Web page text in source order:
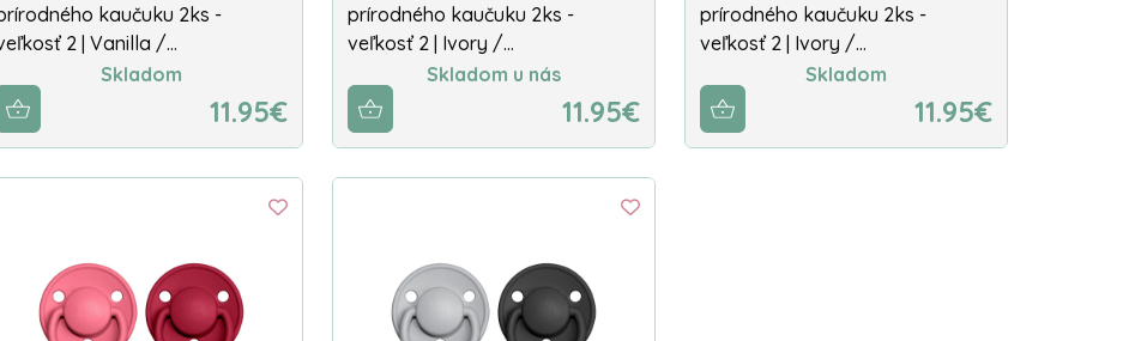
kaučuku 2ks -
2 | Vanilla /…
Skladom
11.95€
prírodného kaučuku 2ks -
veľkosť 2 | Ivory /…
Skladom u nás
11.95€
prírodného kaučuku 2ks -
veľkosť 2 | Ivory /…
Skladom
11.95€